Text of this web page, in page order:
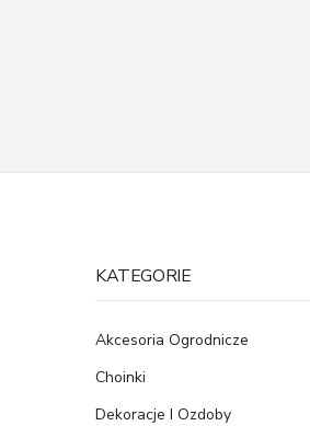
KATEGORIE
Akcesoria Ogrodnicze
Choinki
Dekoracje I Ozdoby